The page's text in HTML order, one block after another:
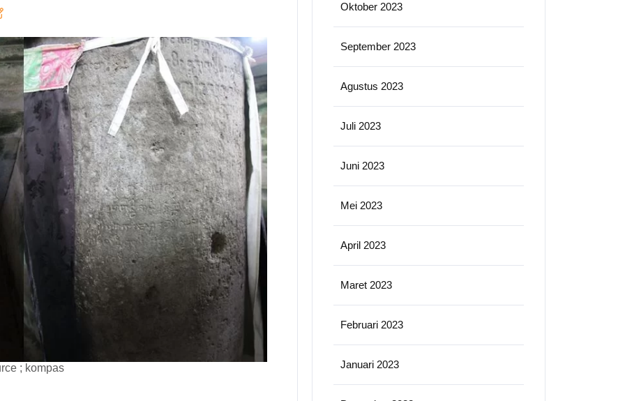
; kompas
Oktober 2023
September 2023
Agustus 2023
Juli 2023
Juni 2023
Mei 2023
April 2023
Maret 2023
Februari 2023
Januari 2023